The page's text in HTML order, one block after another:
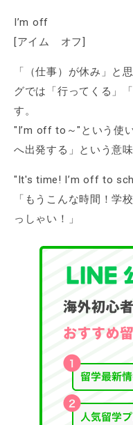
I’m off
[アイム オフ]
「（仕事）が休み」と
グでは「行ってくる」
す。
"I’m off to～"という使
へ出発する」という意
"It's time! I’m off to
「もうこんな時間！学
っしゃい！」